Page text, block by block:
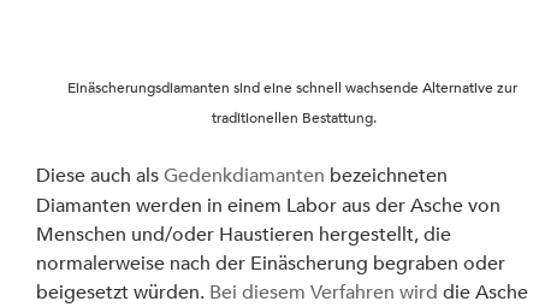
Einäscherungsdiamanten sind eine schnell wachsende Alternative zur
traditionellen Bestattung.
Diese auch als Gedenkdiamanten bezeichneten
Diamanten werden in einem Labor aus der Asche von
Menschen und/oder Haustieren hergestellt, die
normalerweise nach der Einäscherung begraben oder
beigesetzt würden. Bei diesem Verfahren wird die Asche